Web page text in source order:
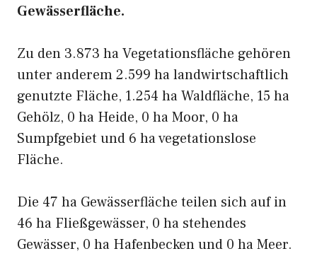
Gewässerfläche.
Zu den 3.873 ha Vegetationsfläche gehören
unter anderem 2.599 ha landwirtschaftlich
genutzte Fläche, 1.254 ha Waldfläche, 15 ha
Gehölz, 0 ha Heide, 0 ha Moor, 0 ha
Sumpfgebiet und 6 ha vegetationslose
Fläche.
Die 47 ha Gewässerfläche teilen sich auf in
46 ha Fließgewässer, 0 ha stehendes
Gewässer, 0 ha Hafenbecken und 0 ha Meer.